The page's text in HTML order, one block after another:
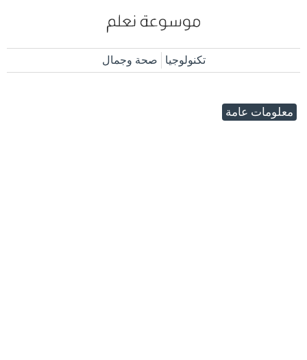
تكنولوجيا صحة وجمال
معلومات عامة